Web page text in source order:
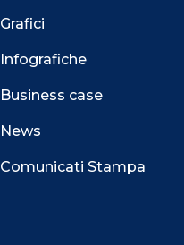
Grafici
Infografiche
Business case
News
Comunicati Stampa